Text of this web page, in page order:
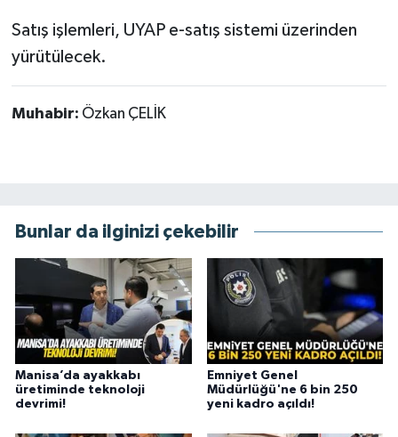
Satış işlemleri, UYAP e-satış sistemi üzerinden
yürütülecek.
Muhabir: Özkan ÇELİK
Bunlar da ilginizi çekebilir
Manisa’da ayakkabı
üretiminde teknoloji
devrimi!
Emniyet Genel
Müdürlüğü'ne 6 bin 250
yeni kadro açıldı!